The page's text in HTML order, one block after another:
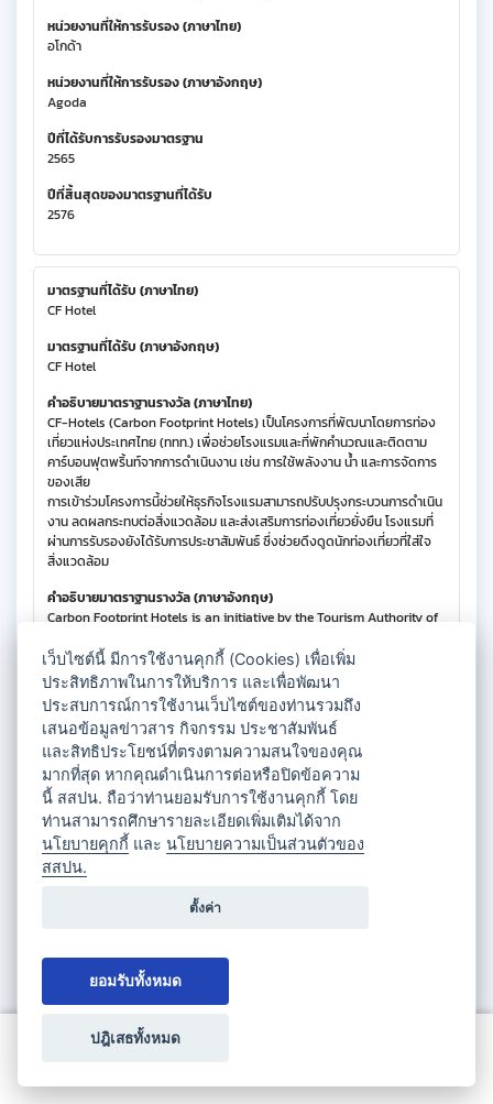
หน่วยงานที่ให้การรับรอง (ภาษาไทย)
อโกด้า
หน่วยงานที่ให้การรับรอง (ภาษาอังกฤษ)
Agoda
ปีที่ได้รับการรับรองมาตรฐาน
2565
ปีที่สิ้นสุดของมาตรฐานที่ได้รับ
2576
มาตรฐานที่ได้รับ (ภาษาไทย)
CF Hotel
มาตรฐานที่ได้รับ (ภาษาอังกฤษ)
CF Hotel
คำอธิบายมาตราฐานรางวัล (ภาษาไทย)
CF-Hotels (Carbon Footprint Hotels) เป็นโครงการที่พัฒนาโดยการท่อง
เที่ยวแห่งประเทศไทย (ททท.) เพื่อช่วยโรงแรมและที่พักคำนวณและติดตาม
คาร์บอนฟุตพริ้นท์จากการดำเนินงาน เช่น การใช้พลังงาน น้ำ และการจัดการ
ของเสีย
การเข้าร่วมโครงการนี้ช่วยให้ธุรกิจโรงแรมสามารถปรับปรุงกระบวนการดำเนิน
งาน ลดผลกระทบต่อสิ่งแวดล้อม และส่งเสริมการท่องเที่ยวยั่งยืน โรงแรมที่
ผ่านการรับรองยังได้รับการประชาสัมพันธ์ ซึ่งช่วยดึงดูดนักท่องเที่ยวที่ใส่ใจ
สิ่งแวดล้อม
คำอธิบายมาตราฐานรางวัล (ภาษาอังกฤษ)
Carbon Footprint Hotels is an initiative by the Tourism Authority of
measure and monitor their carbon footprint. This platform provides
valuable insights into greenhouse gas emissions from hotel
operations, including energy consumption, water usage, and waste
management.
By participating in CF-Hotels, businesses can enhance
sustainability efforts, optimize operations, and reduce their
environmental impact. Additionally, certified hotels receive
recognition, which can attract eco-conscious travelers looking for
responsible tourism option
เป็นมาตรฐาน/รางวัล ที่เกี่ยวข้องกับการพัฒนาอย่าง
การท่องเที่ยวแห่งประเทศไทย
หน่วยงานที่ให้การรับรอง (ภาษาอังกฤษ)
Tourism Authority of Thailand
ปีที่ได้รับการรับรองมาตรฐาน
เว็บไซต์นี้ มีการใช้งานคุกกี้ (Cookies) เพื่อเพิ่ม
ประสิทธิภาพในการให้บริการ และเพื่อพัฒนา
ประสบการณ์การใช้งานเว็บไซต์ของท่านรวมถึง
เสนอข้อมูลข่าวสาร กิจกรรม ประชาสัมพันธ์
และสิทธิประโยชน์ที่ตรงตามความสนใจของคุณ
มากที่สุด หากคุณดำเนินการต่อหรือปิดข้อความ
นี้ สสปน. ถือว่าท่านยอมรับการใช้งานคุกกี้ โดย
ท่านสามารถศึกษารายละเอียดเพิ่มเติมได้จาก
นโยบายคุกกี้ และนโยบายความเป็นส่วนตัวของ
สสปน.
ตั้งค่า
ยอมรับทั้งหมด
ปฎิเสธทั้งหมด